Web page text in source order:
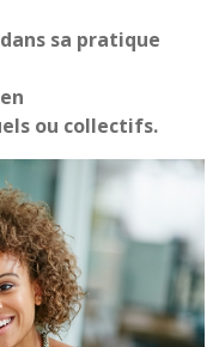
dans sa pratique
en
ou collectifs.